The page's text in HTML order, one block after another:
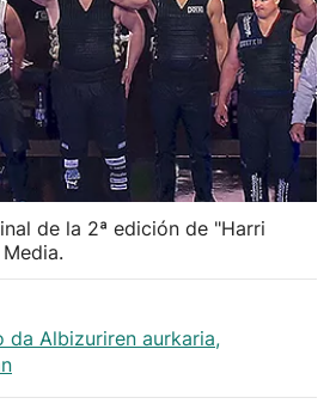
de la 2ª edición de "Harri
da Albizuriren aurkaria,